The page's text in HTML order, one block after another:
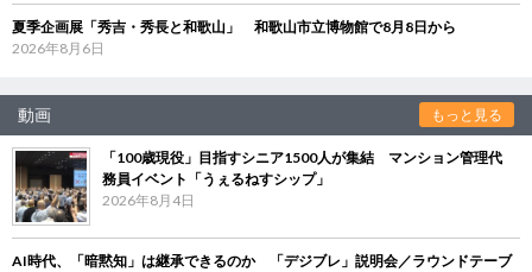
夏季企画展「秀吉・秀長と和歌山」 和歌山市立博物館で8月8日から
2026年8月6日
動画 もっと見る
「100歳現役」目指すシニア1500人が集結 マンション管理代
務員イベント「うぇるねすシップ」
2026年8月4日
AI時代、「暗黙知」は継承できるのか 「デジブレ」説明会／ラウンドテーブ